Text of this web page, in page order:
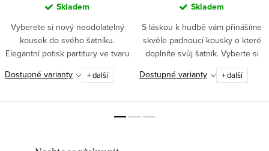
Skladem
Vyberete si nový neodolatelný
kousek do svého šatníku.
Elegantní potisk partitury ve tvaru
srdce a příjemný materiál si
oblíbí každá stylová
Dostupné varianty + další
Skladem
S láskou k hudbě vám přinášíme
skvěle padnoucí kousky o které
doplníte svůj šatník. Vyberte si
například toto stylové tričko s
hudebními motivy.
Dostupné varianty + další